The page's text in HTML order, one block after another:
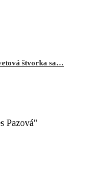
štvorka sa…
Pazová"